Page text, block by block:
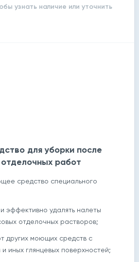
узнать наличие или уточнить
для уборки после
работ
средство специального
эффективно удалять налеты
отделочных растворов;
других моющих средств с
и иных глянцевых поверхностей;